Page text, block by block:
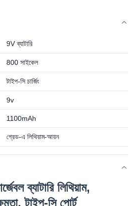
9V ব্যাটারি
800 সাইকেল
টাইপ-সি চার্জিং
9v
1100mAh
গ্রেড-এ লিথিয়াম-আয়ন
ব্যাটারি লিথিয়াম,
টাইপ-সি পোর্ট